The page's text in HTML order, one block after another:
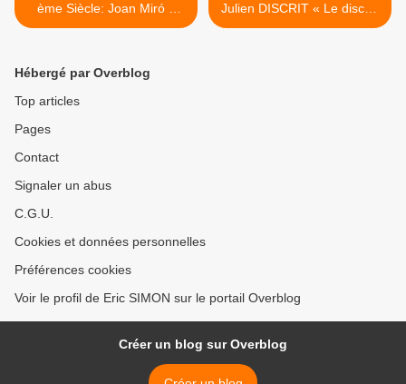
ème Siècle: Joan Miró «
Femmes, oiseaux et
Julien DISCRIT « Le discret
et le continu » >
Hébergé par Overblog
Top articles
Pages
Contact
Signaler un abus
C.G.U.
Cookies et données personnelles
Préférences cookies
Voir le profil de Eric SIMON sur le portail Overblog
Créer un blog sur Overblog